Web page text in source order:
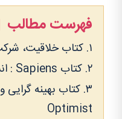
فهرست مطالب
۱. کتاب خلاقیت، شرکت و یا .Creativity, Inc
۲. کتاب Sapiens : انسان خردمند
Optimist